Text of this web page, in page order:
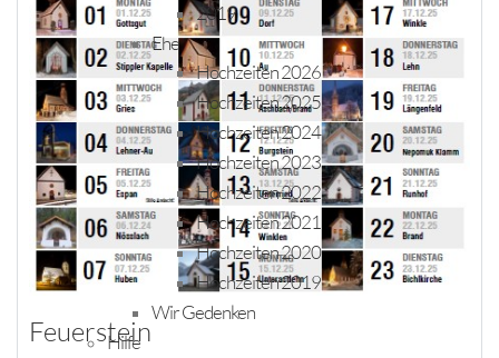
2019
Ehe
Hochzeiten 2026
Hochzeiten 2025
Hochzeiten 2024
Hochzeiten 2023
Hochzeiten 2022
Hochzeiten 2021
Hochzeiten 2020
Hochzeiten 2019
Wir Gedenken
Hilfe
Feuerstein